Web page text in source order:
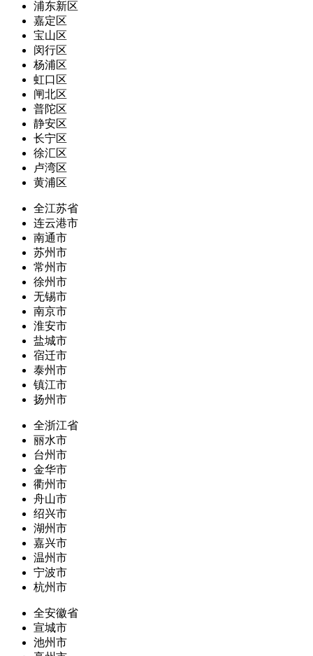
浦东新区
嘉定区
宝山区
闵行区
杨浦区
虹口区
闸北区
普陀区
静安区
长宁区
徐汇区
卢湾区
黄浦区
全江苏省
连云港市
南通市
苏州市
常州市
徐州市
无锡市
南京市
淮安市
盐城市
宿迁市
泰州市
镇江市
扬州市
全浙江省
丽水市
台州市
金华市
衢州市
舟山市
绍兴市
湖州市
嘉兴市
温州市
宁波市
杭州市
全安徽省
宣城市
池州市